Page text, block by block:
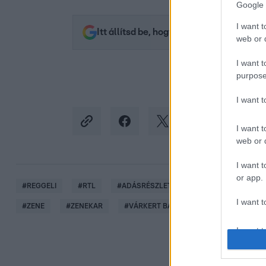
Google
I want
web or
I want
I want
I want
web or
I want
or app.
I want
I want
Itt állítsd be, hogy az RTL.hu az elsők
#REGGELI #RTL #ADÁSRÉSZLETEK
#ZENE #ZENEKAR #VÁRKERT BAZÁR